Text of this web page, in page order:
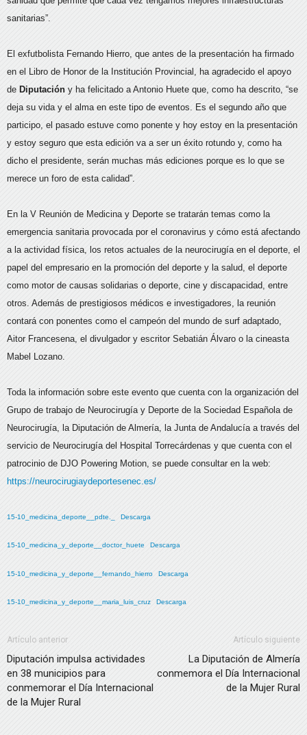
sanitarias”.
El exfutbolista Fernando Hierro, que antes de la presentación ha firmado
en el Libro de Honor de la Institución Provincial, ha agradecido el apoyo
de Diputación y ha felicitado a Antonio Huete que, como ha descrito, “se
deja su vida y el alma en este tipo de eventos. Es el segundo año que
participo, el pasado estuve como ponente y hoy estoy en la presentación
y estoy seguro que esta edición va a ser un éxito rotundo y, como ha
dicho el presidente, serán muchas más ediciones porque es lo que se
merece un foro de esta calidad”.
En la V Reunión de Medicina y Deporte se tratarán temas como la
emergencia sanitaria provocada por el coronavirus y cómo está afectando
a la actividad física, los retos actuales de la neurocirugía en el deporte, el
papel del empresario en la promoción del deporte y la salud, el deporte
como motor de causas solidarias o deporte, cine y discapacidad, entre
otros. Además de prestigiosos médicos e investigadores, la reunión
contará con ponentes como el campeón del mundo de surf adaptado,
Aitor Francesena, el divulgador y escritor Sebatián Álvaro o la cineasta
Mabel Lozano.
Toda la información sobre este evento que cuenta con la organización del
Grupo de trabajo de Neurocirugía y Deporte de la Sociedad Española de
Neurocirugía, la Diputación de Almería, la Junta de Andalucía a través del
servicio de Neurocirugía del Hospital Torrecárdenas y que cuenta con el
patrocinio de DJO Powering Motion, se puede consultar en la web:
https://neurocirugiaydeportesenec.es/
15-10_medicina_deporte__pdte._ Descarga
15-10_medicina_y_deporte__doctor_huete Descarga
15-10_medicina_y_deporte__fernando_hierro Descarga
15-10_medicina_y_deporte__maria_luis_cruz Descarga
Artículo anterior
Diputación impulsa actividades
en 38 municipios para
conmemorar el Día Internacional
de la Mujer Rural
Artículo siguiente
La Diputación de Almería
conmemora el Día Internacional
de la Mujer Rural